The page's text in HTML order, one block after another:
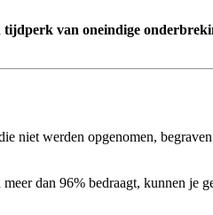
van oneindige
niet werden opgenomen,
dan 96% bedraagt, kunnen je